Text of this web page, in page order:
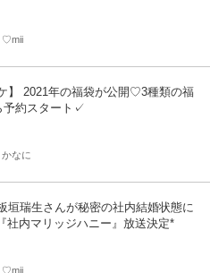
♡mii
】 2021年の福袋が公開♡3種類の福
予約スタート✓
かなに
垣瑞生さんが秘密の社内結婚状態に
社内マリッジハニー』放送決定*
♡mii